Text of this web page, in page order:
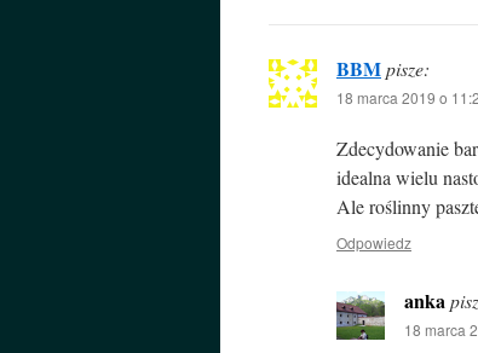
BBMpisze:
18 marca 2019 o
Zdecydowanie
idealna wielu
Ale roślinny
Odpowiedz
anka
18 marca